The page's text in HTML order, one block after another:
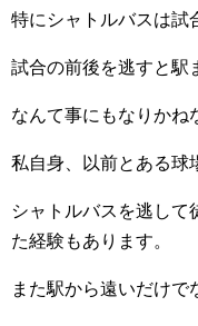
特にシャトルバスは試
試合の前後を逃すと駅
なんて事にもなりかね
私自身、以前とある球
シャトルバスを逃して
た経験もあります。
また駅から遠いだけで